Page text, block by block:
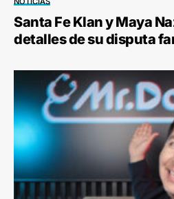
Santa Fe Klan y Maya
detalles de su disputa